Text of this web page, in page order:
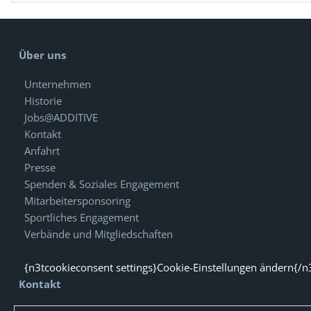
Über uns
Unternehmen
Historie
Jobs@ADDITIVE
Kontakt
Anfahrt
Presse
Spenden & Soziales Engagement
Mitarbeitersponsoring
Sportliches Engagement
Verbände und Mitgliedschaften
{n3tcookieconsent settings}Cookie-Einstellungen ändern{/
Kontakt